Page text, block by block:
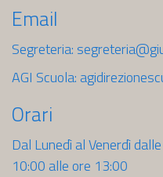
Email
Segreteria:
AGI Scuola:
Orari
Dal Lunedì al Venerdì
10:00 alle ore 13:00